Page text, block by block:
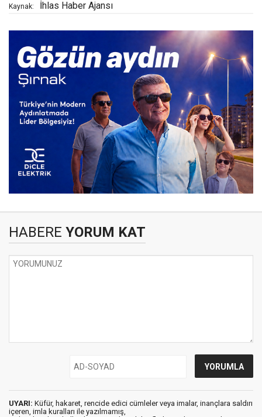
Kaynak: İhlas Haber Ajansı
HABERE YORUM KAT
UYARI: Küfür, hakaret, rencide edici cümleler veya imalar, inançlara saldırı
içeren, imla kuralları ile yazılmamış,